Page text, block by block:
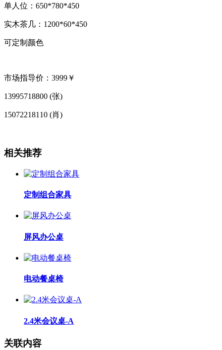
单人位：650*780*450
实木茶几：1200*60*450
可定制颜色
市场指导价：3999￥
13995718800 (张)
15072218110 (肖)
相关推荐
定制组合家具
屏风办公桌
电动餐桌椅
2.4米会议桌-A
关联内容